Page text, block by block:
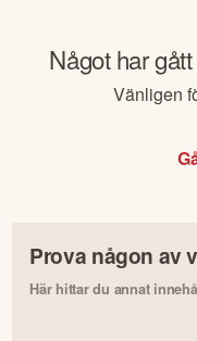
Något har
Vänligen
Prova någon av
Här hittar du annat